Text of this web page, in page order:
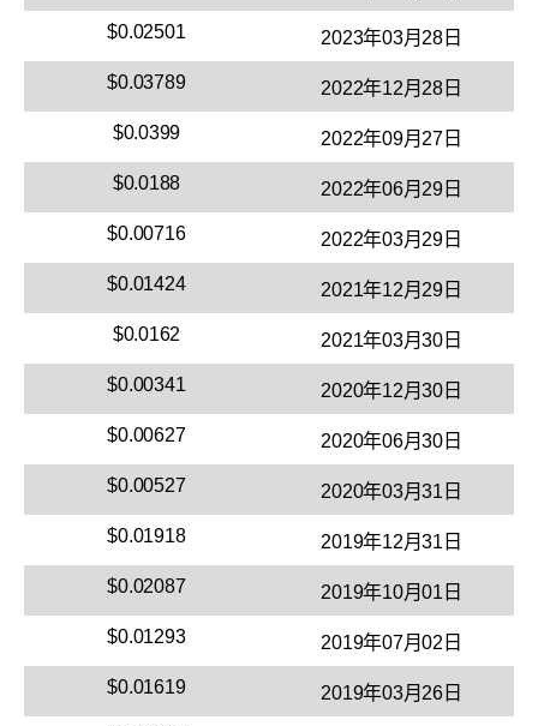
$0.02501 2023年03月28日
$0.03789 2022年12月28日
$0.0399 2022年09月27日
$0.0188 2022年06月29日
$0.00716 2022年03月29日
$0.01424 2021年12月29日
$0.0162 2021年03月30日
$0.00341 2020年12月30日
$0.00627 2020年06月30日
$0.00527 2020年03月31日
$0.01918 2019年12月31日
$0.02087 2019年10月01日
$0.01293 2019年07月02日
$0.01619 2019年03月26日